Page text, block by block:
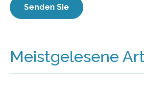
Meistgelesene